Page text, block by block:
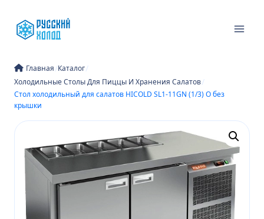
содержимому
Главная/Каталог/
Холодильные Столы Для Пиццы И Хранения Салатов/
Стол холодильный для салатов HICOLD SL1-11GN (1/3) О без
крышки